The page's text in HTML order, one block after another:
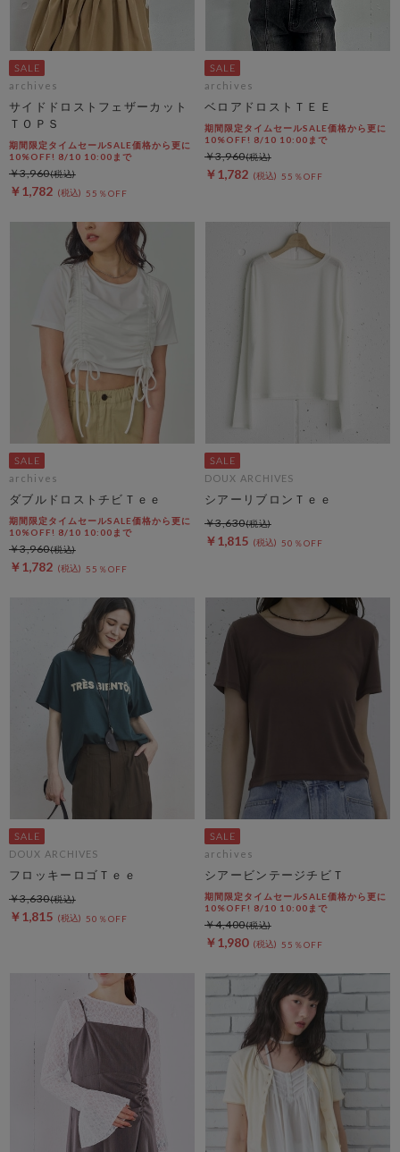
archives
サイドドロストフェザーカット
ＴＯＰＳ
期間限定タイムセールSALE価格から更に
10%OFF! 8/10 10:00まで
￥1,782 55％OFF
￥3,960
archives
ベロアドロストＴＥＥ
期間限定タイムセールSALE価格から更に
10%OFF! 8/10 10:00まで
￥1,782 55％OFF
￥3,960
archives
ダブルドロストチビＴｅｅ
期間限定タイムセールSALE価格から更に
10%OFF! 8/10 10:00まで
￥1,782 55％OFF
￥3,960
DOUX ARCHIVES
シアーリブロンＴｅｅ
￥1,815 50％OFF
￥3,630
DOUX ARCHIVES
フロッキーロゴＴｅｅ
￥1,815 50％OFF
￥3,630
archives
シアービンテージチビＴ
期間限定タイムセールSALE価格から更に
10%OFF! 8/10 10:00まで
￥1,980 55％OFF
￥4,400